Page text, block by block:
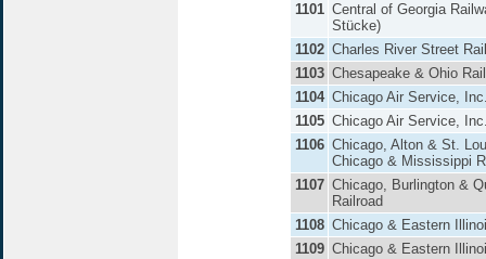
1101 Central of Georgia
Stücke)
1102 Charles River Street
1103 Chesapeake & Ohio
1104 Chicago Air Service,
1105 Chicago Air Service,
1106 Chicago, Alton & St.
Chicago & Mississippi
1107 Chicago, Burlington &
Railroad
1108 Chicago & Eastern
1109 Chicago & Eastern